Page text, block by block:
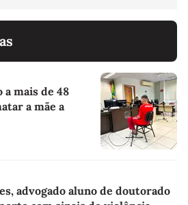
a mais de 48
a mãe a
advogado aluno de doutorado